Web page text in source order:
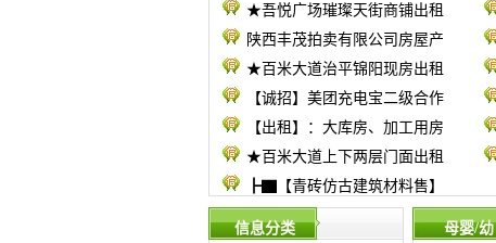
★吾悦广场璀璨天街商铺出租
陕西丰茂拍卖有限公司房屋产
★百米大道治平锦阳现房出租
【诚招】美团充电宝二级合作
【出租】：大库房、加工用房
★百米大道上下两层门面出租
┣▇【青砖仿古建筑材料售】
信息分类 母婴/幼